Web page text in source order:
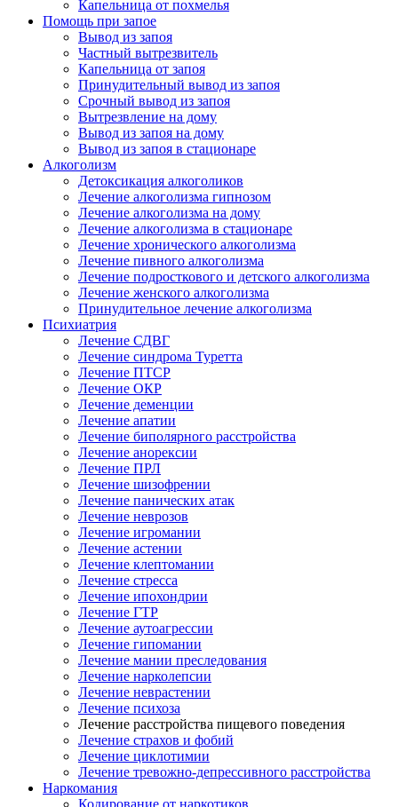
Капельница от похмелья
Помощь при запое
Вывод из запоя
Частный вытрезвитель
Капельница от запоя
Принудительный вывод из запоя
Срочный вывод из запоя
Вытрезвление на дому
Вывод из запоя на дому
Вывод из запоя в стационаре
Алкоголизм
Детоксикация алкоголиков
Лечение алкоголизма гипнозом
Лечение алкоголизма на дому
Лечение алкоголизма в стационаре
Лечение хронического алкоголизма
Лечение пивного алкоголизма
Лечение подросткового и детского алкоголизма
Лечение женского алкоголизма
Принудительное лечение алкоголизма
Психиатрия
Лечение СДВГ
Лечение синдрома Туретта
Лечение ПТСР
Лечение ОКР
Лечение деменции
Лечение апатии
Лечение биполярного расстройства
Лечение анорексии
Лечение ПРЛ
Лечение шизофрении
Лечение панических атак
Лечение неврозов
Лечение игромании
Лечение астении
Лечение клептомании
Лечение стресса
Лечение ипохондрии
Лечение ГТР
Лечение аутоагрессии
Лечение гипомании
Лечение мании преследования
Лечение нарколепсии
Лечение неврастении
Лечение психоза
Лечение расстройства пищевого поведения
Лечение страхов и фобий
Лечение циклотимии
Лечение тревожно-депрессивного расстройства
Наркомания
Кодирование от наркотиков